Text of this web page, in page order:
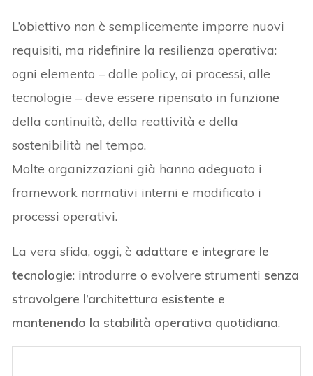
L’obiettivo non è semplicemente imporre nuovi
requisiti, ma ridefinire la resilienza operativa:
ogni elemento – dalle policy, ai processi, alle
tecnologie – deve essere ripensato in funzione
della continuità, della reattività e della
sostenibilità nel tempo.
Molte organizzazioni già hanno adeguato i
framework normativi interni e modificato i
processi operativi.
La vera sfida, oggi, è adattare e integrare le
tecnologie: introdurre o evolvere strumenti senza
stravolgere l’architettura esistente e
mantenendo la stabilità operativa quotidiana.